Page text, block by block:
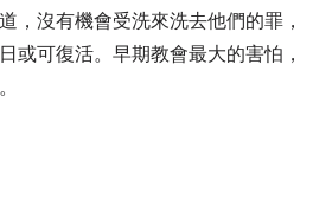
，沒有機會受洗來洗去他們的罪，
或可復活。早期教會最大的害怕，